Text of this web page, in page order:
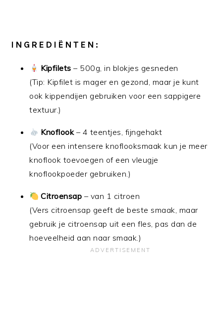
INGREDIËNTEN:
Kipfilets – 500g, in blokjes gesneden
(Tip: Kipfilet is mager en gezond, maar je kunt
ook kippendijen gebruiken voor een sappigere
textuur.)
Knoflook– 4 teentjes, fijngehakt
(Voor een intensere knoflooksmaak kun je meer
knoflook toevoegen of een vleugje
knoflookpoeder gebruiken.)
Citroensap – van 1 citroen
(Vers citroensap geeft de beste smaak, maar
gebruik je citroensap uit een fles, pas dan de
hoeveelheid aan naar smaak.)